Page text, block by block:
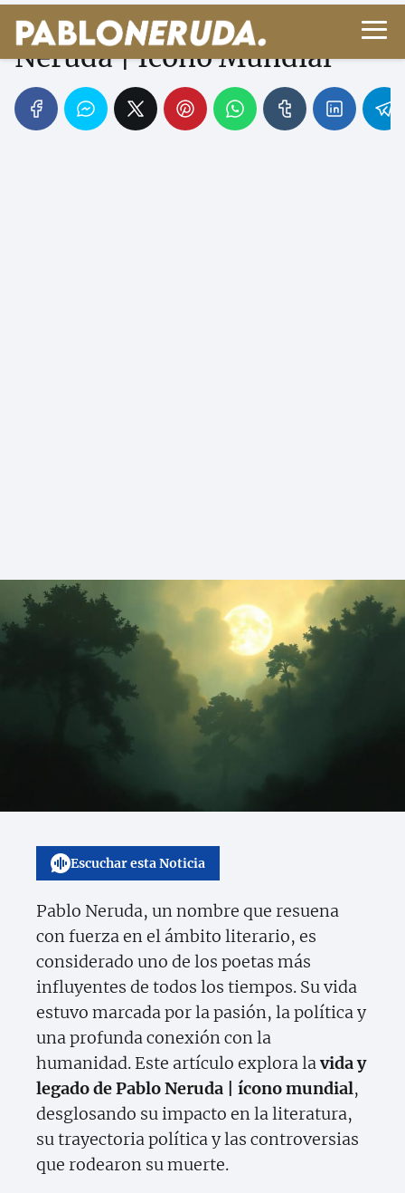
Vida y Legado de Pablo
Neruda | Ícono Mundial
Escuchar esta Noticia
Pablo Neruda, un nombre que resuena
con fuerza en el ámbito literario, es
considerado uno de los poetas más
influyentes de todos los tiempos. Su vida
estuvo marcada por la pasión, la política y
una profunda conexión con la
humanidad. Este artículo explora lavida y
legado de Pablo Neruda | ícono mundial,
desglosando su impacto en la literatura,
su trayectoria política y las controversias
que rodearon su muerte.